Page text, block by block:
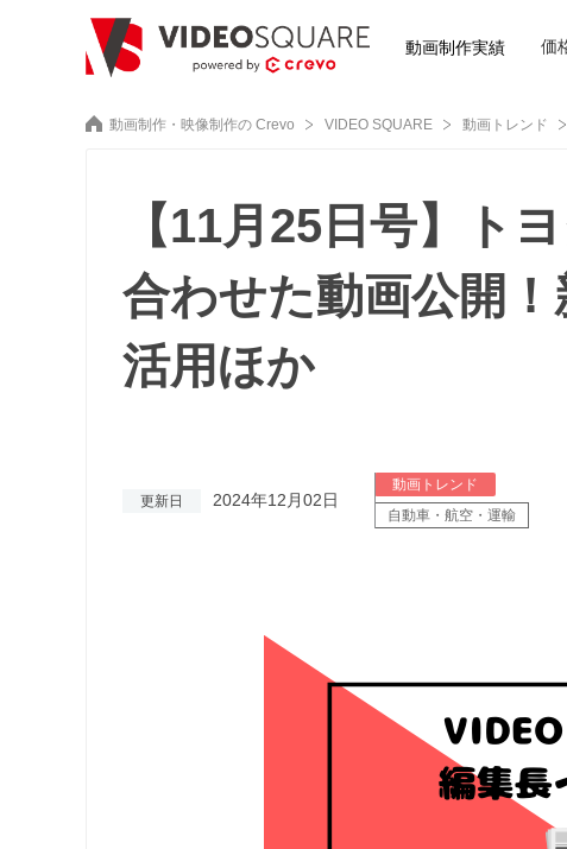
動画制作実績 価
動画制作・映像制作の Crevo VIDEO SQUARE 動画トレンド
【11月25日号】ト
合わせた動画公開
活用ほか
更新日 2024年12月02日
動画トレンド
自動車・航空・運輸